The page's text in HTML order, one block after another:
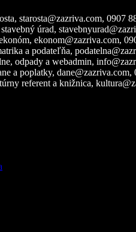
starosta@zazriva.com, 0907
úrad,
ekonom@zazriva.com,
a podateľňa,
odpady a webadmin,
a poplatky, dane@zazriva.com,
referent a knižnica,